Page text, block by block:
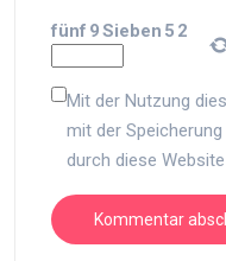
fünf 9Sieben 5 2
Mit der Nutzung
mit der
durch diese